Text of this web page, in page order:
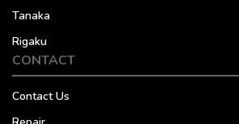
Tanaka
Rigaku
CONTACT
Contact Us